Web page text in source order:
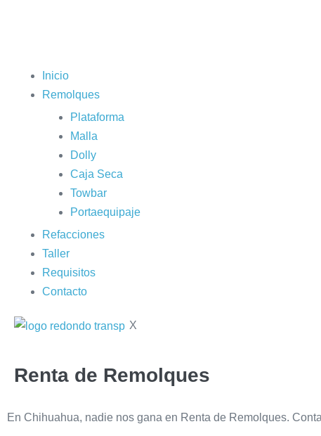
Inicio
Remolques
Plataforma
Malla
Dolly
Caja Seca
Towbar
Portaequipaje
Refacciones
Taller
Requisitos
Contacto
X
Renta de Remolques
En Chihuahua, nadie nos gana en Renta de Remolques.